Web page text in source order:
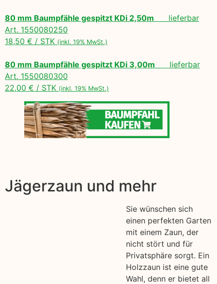
80 mm Baumpfähle gespitzt KDi 2,50m lieferbar
Art. 1550080250
18,50 € / STK (inkl. 19% MwSt.)
80 mm Baumpfähle gespitzt KDi 3,00m lieferbar
Art. 1550080300
22,00 € / STK (inkl. 19% MwSt.)
Jägerzaun und mehr
Sie wünschen sich
einen perfekten Garten
mit einem Zaun, der
nicht stört und für
Privatsphäre sorgt. Ein
Holzzaun ist eine gute
Wahl, denn er bietet all